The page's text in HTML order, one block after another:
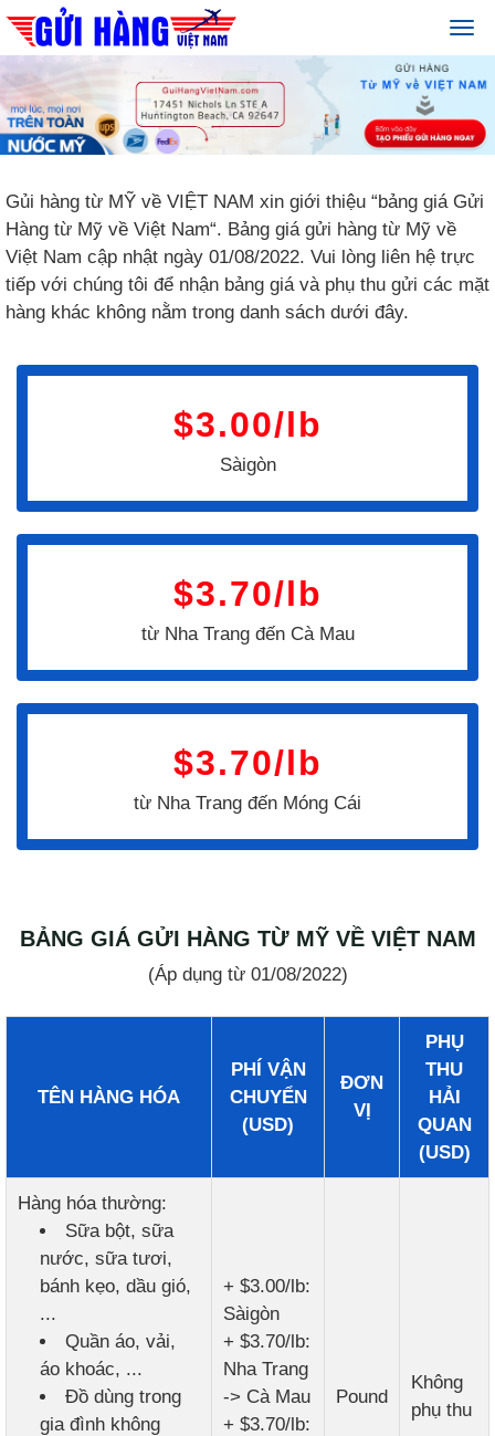
Gủi hàng từ MỸ về VIỆT NAM xin giới thiệu “bảng giá Gửi
Hàng từ Mỹ về Việt Nam“. Bảng giá gửi hàng từ Mỹ về
Việt Nam cập nhật ngày 01/08/2022. Vui lòng liên hệ trực
tiếp với chúng tôi để nhận bảng giá và phụ thu gửi các mặt
hàng khác không nằm trong danh sách dưới đây.
$3.00/lb
Sàigòn
$3.70/lb
từ Nha Trang đến Cà Mau
$3.70/lb
từ Nha Trang đến Móng Cái
BẢNG GIÁ GỬI HÀNG TỪ MỸ VỀ VIỆT NAM
(Áp dụng từ 01/08/2022)
TÊN HÀNG HÓA
PHÍ VẬN
CHUYỂN
(USD)
ĐƠN
VỊ
PHỤ
THU
HẢI
QUAN
(USD)
Hàng hóa thường:
Sữa bột, sữa
nước, sữa tươi,
bánh kẹo, dầu gió,
...
Quần áo, vải,
áo khoác, ...
Đồ dùng trong
gia đình không
+ $3.00/lb:
Sàigòn
+ $3.70/lb:
Nha Trang
-> Cà Mau
+ $3.70/lb:
Pound
Không
phụ thu